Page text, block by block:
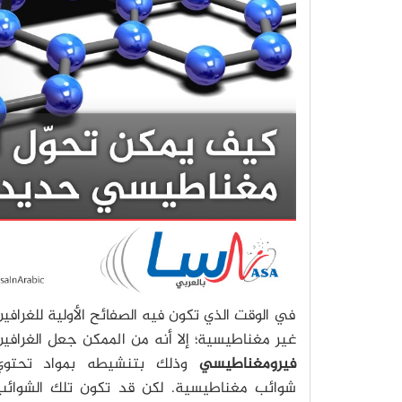
في الوقت الذي تكون فيه الصفائح الأولية
غير مغناطيسية؛ إلا أنه من الممكن جعل
فيرومغناطيسي وذلك بتنشيطه بمواد
شوائب مغناطيسية. لكن قد تكون تلك